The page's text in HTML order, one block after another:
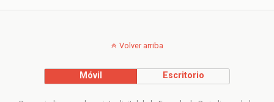
Volver arriba
Móvil Escritorio